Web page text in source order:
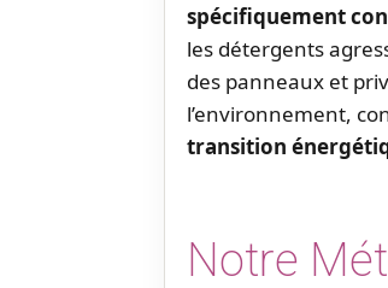
spécifiquement
les détergents
des panneaux et
l’environnement,
transition
Notre